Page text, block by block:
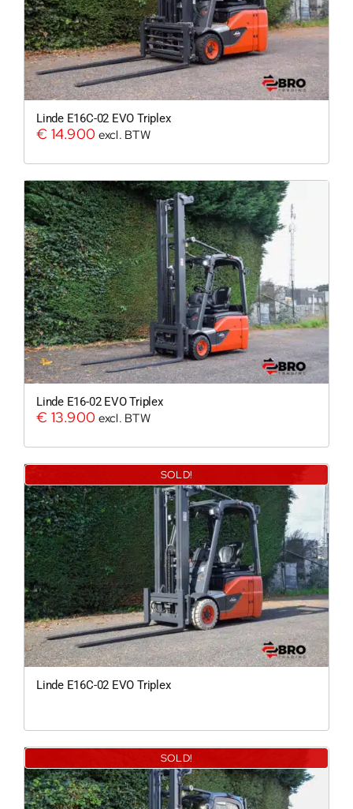
Linde E16C-02 EVO Triplex
€ 14.900 excl. BTW
Linde E16-02 EVO Triplex
€ 13.900 excl. BTW
SOLD!
Linde E16C-02 EVO Triplex
SOLD!